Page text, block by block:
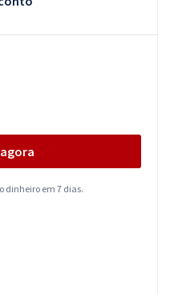
dinheiro em 7 dias.